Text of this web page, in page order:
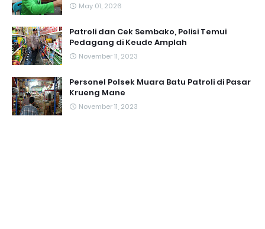
May 01, 2026
Patroli dan Cek Sembako, Polisi Temui
Pedagang di Keude Amplah
November 11, 2023
Personel Polsek Muara Batu Patroli di Pasar
Krueng Mane
November 11, 2023